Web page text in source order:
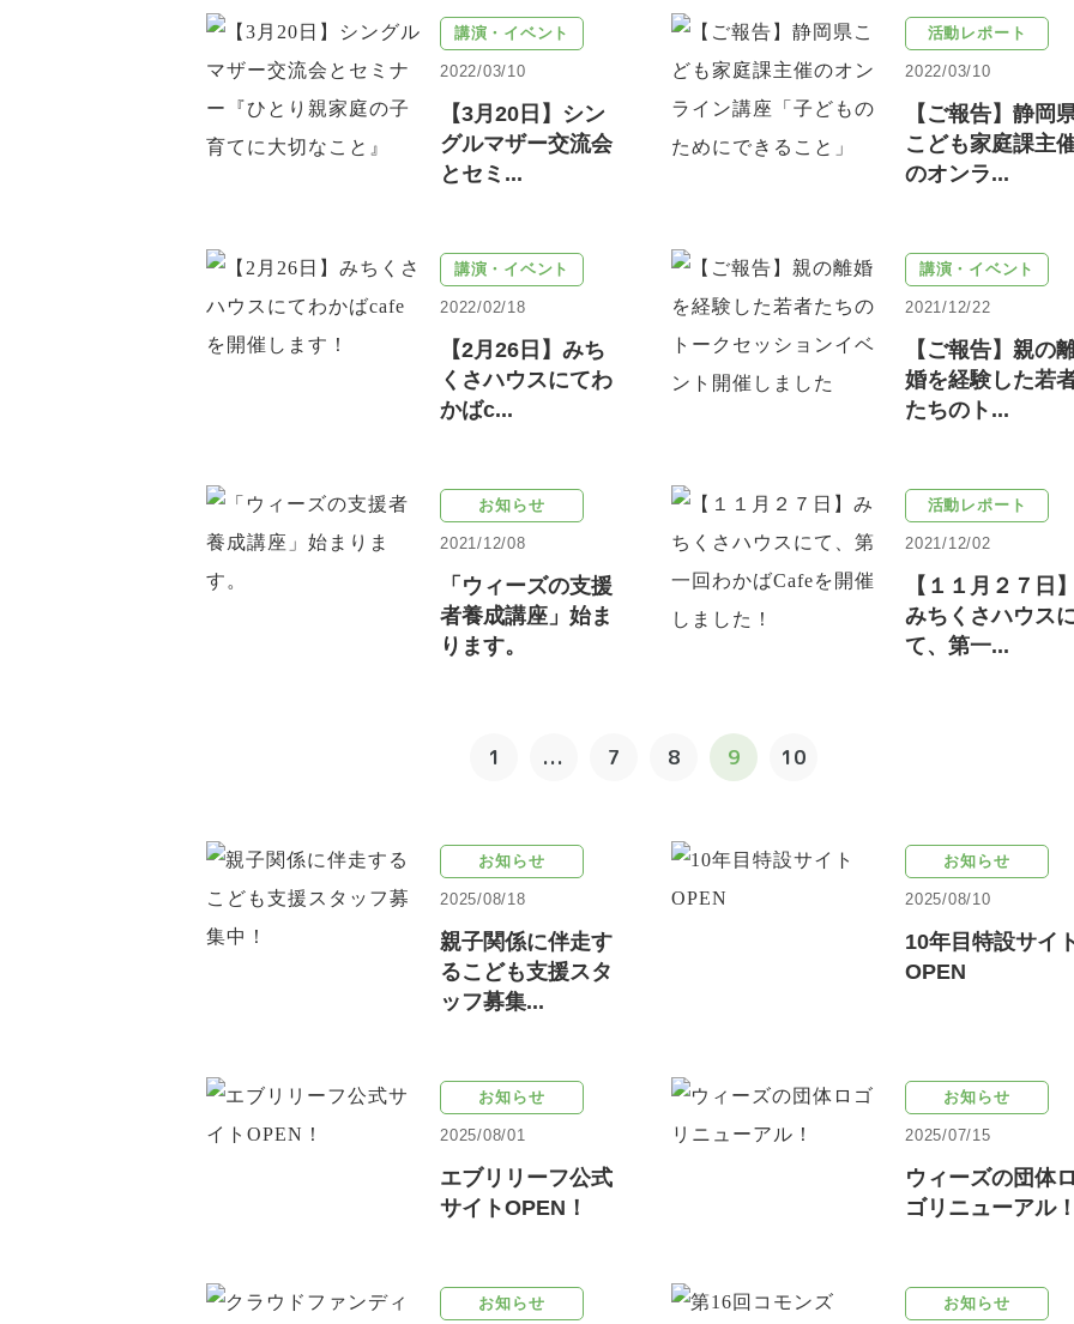
講演・イベント
2022/03/10
【3月20日】シン
グルマザー交流会
とセミ...
活動レポート
2022/03/10
【ご報告】静岡
こども家庭課主
のオンラ...
講演・イベント
2022/02/18
【2月26日】みち
くさハウスにてわ
かばc...
講演・イベント
2021/12/22
【ご報告】親の
婚を経験した若
たちのト...
お知らせ
2021/12/08
「ウィーズの支援
者養成講座」始ま
ります。
活動レポート
2021/12/02
【１１月２７日
みちくさハウス
て、第一...
1 ... 7 8 9 10
お知らせ
2025/08/18
親子関係に伴走す
るこども支援スタ
ッフ募集...
お知らせ
2025/08/10
10年目特設サイ
OPEN
お知らせ
2025/08/01
エブリリーフ公式
サイトOPEN！
お知らせ
2025/07/15
ウィーズの団体
ゴリニューアル
お知らせ お知らせ